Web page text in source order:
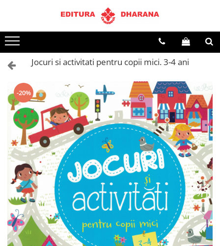
Terapii
Dietoterapie
Jocuri si activitati pentru copii mici. 3-4 ani
-20%